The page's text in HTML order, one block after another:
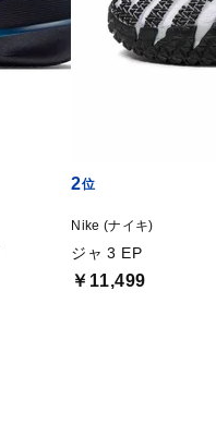
2
Nike (ナイキ)
ジャ 3 EP
￥11,499